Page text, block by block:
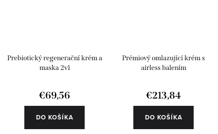
Prebiotický regenerační krém a
maska 2v1
€69,56
DO KOŠÍKA
Prémiový omlazující krém s
airless balením
€213,84
DO KOŠÍKA